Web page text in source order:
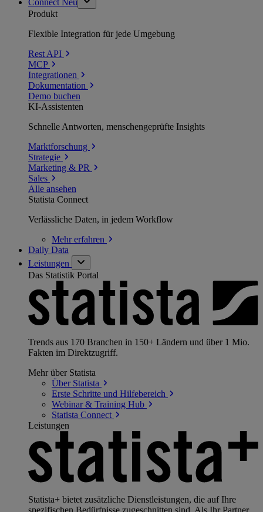
Produkt
Flexible Integration für jede Umgebung
Rest API
MCP
Integrationen
Dokumentation
Demo buchen
KI-Assistenten
Schnelle Antworten, menschengeprüfte Insights
Marktforschung
Strategie
Marketing & PR
Sales
Alle ansehen
Statista Connect
Verlässliche Daten, in jedem Workflow
Mehrerfahren
Daily Data
Leistungen
Das Statistik Portal
Trends aus 170 Branchen in 150+ Ländern und über 1 Mio.
Fakten im Direktzugriff.
Mehr über Statista
Über Statista
Erste Schritte und Hilfebereich
Webinar & Training Hub
Statista Connect
Leistungen
Statista+ bietet zusätzliche Dienstleistungen, die auf Ihre
spezifischen Bedürfnisse zugeschnitten sind. Als Ihr Partner